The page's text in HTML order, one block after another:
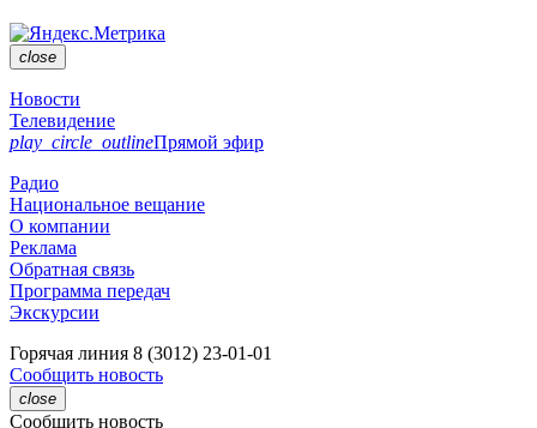
close
Новости
Телевидение
play_circle_outlineПрямой эфир
Радио
Национальное вещание
О компании
Реклама
Обратная связь
Программа передач
Экскурсии
Горячая линия 8 (3012) 23-01-01
Сообщить новость
close
Сообщить новость